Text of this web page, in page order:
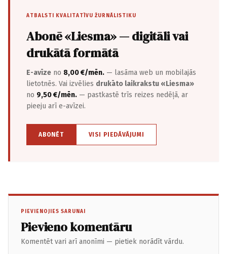
ATBALSTI KVALITATĪVU ŽURNĀLISTIKU
Abonē «Liesma» — digitāli vai
drukātā formātā
E-avīze no 8,00 €/mēn. — lasāma web un mobilajās
lietotnēs. Vai izvēlies drukāto laikrakstu «Liesma»
no 9,50 €/mēn. — pastkastē trīs reizes nedēļā, ar
pieeju arī e-avīzei.
ABONĒT VISI PIEDĀVĀJUMI
PIEVIENOJIES SARUNAI
Pievieno komentāru
Komentēt vari arī anonīmi — pietiek norādīt vārdu.